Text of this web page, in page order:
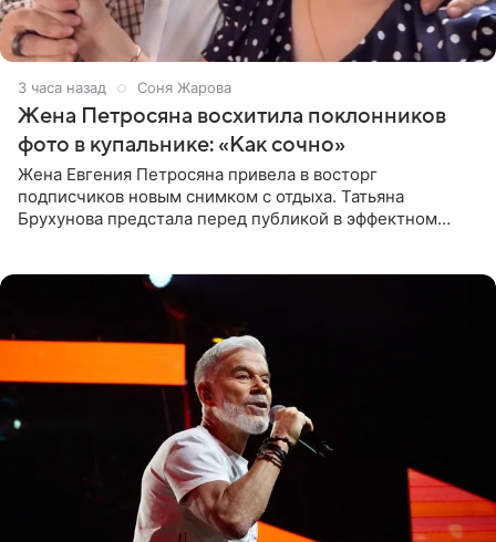
3 часа назад Соня Жарова
Жена Петросяна восхитила поклонников
фото в купальнике: «Как сочно»
Жена Евгения Петросяна привела в восторг
подписчиков новым снимком с отдыха. Татьяна
Брухунова предстала перед публикой в эффектном